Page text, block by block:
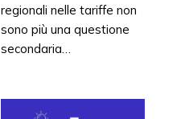
regionali nelle tariffe non
sono più una questione
secondaria…